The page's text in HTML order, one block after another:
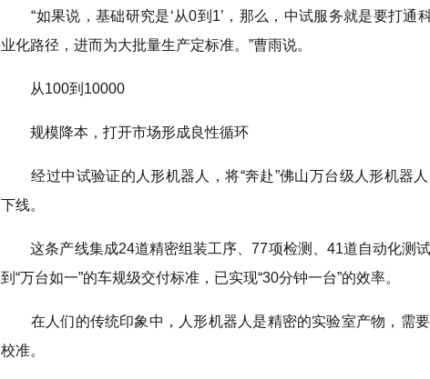
“如果说，基础研究是‘从0到1’，那么，中试服务就是要打通
业化路径，进而为大批量生产定标准。”曹雨说。
从100到10000
规模降本，打开市场形成良性循环
经过中试验证的人形机器人，将“奔赴”佛山万台级人形机器
下线。
这条产线集成24道精密组装工序、77项检测、41道自动化测
到“万台如一”的车规级交付标准，已实现“30分钟一台”的效率。
在人们的传统印象中，人形机器人是精密的实验室产物，需
校准。